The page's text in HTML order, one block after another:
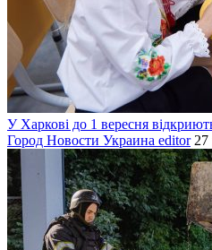
У Харкові до 1 вересня
Город Новости Украина editor